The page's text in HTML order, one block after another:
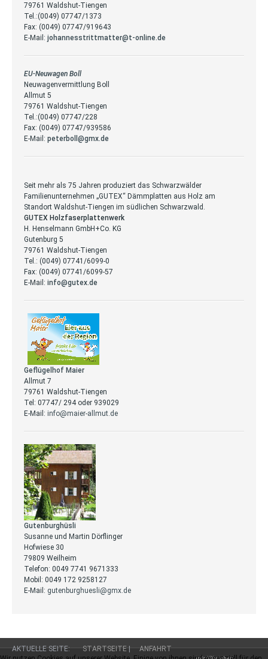
79761 Waldshut-Tiengen
Tel.:(0049) 07747/1373
Fax: (0049) 07747/919643
E-Mail: johannesstrittmatter@t-online.de
EU-Neuwagen Boll
Neuwagenvermittlung Boll
Allmut 5
79761 Waldshut-Tiengen
Tel.:(0049) 07747/228
Fax: (0049) 07747/939586
E-Mail: peterboll@gmx.de
Seit mehr als 75 Jahren produziert das Schwarzwälder
Familienunternehmen „GUTEX“ Dämmplatten aus Holz am
Standort Waldshut-Tiengen im südlichen Schwarzwald.
GUTEX Holzfaserplattenwerk
H. Henselmann GmbH+Co. KG
Gutenburg 5
79761 Waldshut-Tiengen
Tel.: (0049) 07741/6099-0
Fax: (0049) 07741/6099-57
E-Mail: info@gutex.de
Geflügelhof Maier
Allmut 7
79761 Waldshut-Tiengen
Tel: 07747/ 294 oder 939029
E-Mail: info@maier-allmut.de
Gutenburghüsli
Susanne und Martin Dörflinger
Hofwiese 30
79809 Weilheim
Telefon: 0049 7741 9671333
Mobil: 0049 172 9258127
E-Mail: gutenburghuesli@gmx.de
AKTUELLE SEITE: STARTSEITE| ANFAHRT